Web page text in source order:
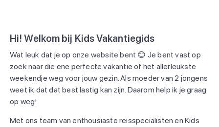
Hi! Welkom bij Kids Vakantiegids
Wat leuk dat je op onze website bent 😊 Je bent vast op
zoek naar die ene perfecte vakantie of het allerleukste
weekendje weg voor jouw gezin. Als moeder van 2 jongens
weet ik dat dat best lastig kan zijn. Daarom help ik je graag
op weg!
Met ons team van enthousiaste reisspecialisten en Kids